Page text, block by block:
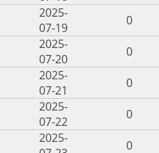
2025-
07-19
0
2025-
07-20
0
2025-
07-21
0
2025-
07-22
0
2025-
0